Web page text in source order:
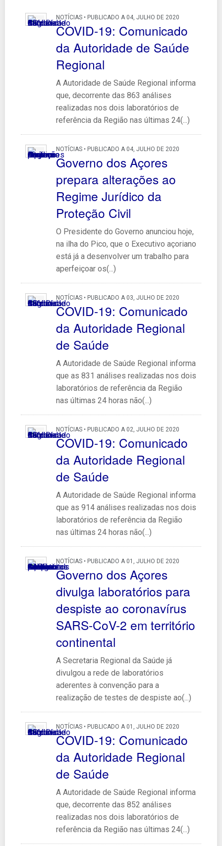
NOTÍCIAS • PUBLICADO A 04, JULHO DE 2020
COVID-19: Comunicado
da Autoridade de Saúde
Regional
A Autoridade de Saúde Regional informa
que, decorrente das 863 análises
realizadas nos dois laboratórios de
referência da Região nas últimas 24(...)
NOTÍCIAS • PUBLICADO A 04, JULHO DE 2020
Governo dos Açores
prepara alterações ao
Regime Jurídico da
Proteção Civil
O Presidente do Governo anunciou hoje,
na ilha do Pico, que o Executivo açoriano
está já a desenvolver um trabalho para
aperfeiçoar os(...)
NOTÍCIAS • PUBLICADO A 03, JULHO DE 2020
COVID-19: Comunicado
da Autoridade Regional
de Saúde
A Autoridade de Saúde Regional informa
que as 831 análises realizadas nos dois
laboratórios de referência da Região
nas últimas 24 horas não(...)
NOTÍCIAS • PUBLICADO A 02, JULHO DE 2020
COVID-19: Comunicado
da Autoridade Regional
de Saúde
A Autoridade de Saúde Regional informa
que as 914 análises realizadas nos dois
laboratórios de referência da Região
nas últimas 24 horas não(...)
NOTÍCIAS • PUBLICADO A 01, JULHO DE 2020
Governo dos Açores
divulga laboratórios para
despiste ao coronavírus
SARS-CoV-2 em território
continental
A Secretaria Regional da Saúde já
divulgou a rede de laboratórios
aderentes à convenção para a
realização de testes de despiste ao(...)
NOTÍCIAS • PUBLICADO A 01, JULHO DE 2020
COVID-19: Comunicado
da Autoridade Regional
de Saúde
A Autoridade de Saúde Regional informa
que, decorrente das 852 análises
realizadas nos dois laboratórios de
referência da Região nas últimas 24(...)